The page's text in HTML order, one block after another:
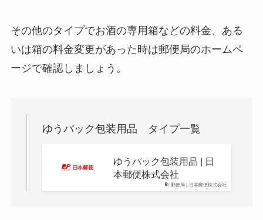
その他のタイプでお酒の専用箱などの料金、ある
いは箱の料金変更があった時は郵便局のホームペ
ージで確認しましょう。
ゆうパック包装用品 タイプ一覧
郵便局 | 日本郵便株式会社
ゆうパック包装用品 | 日
本郵便株式会社